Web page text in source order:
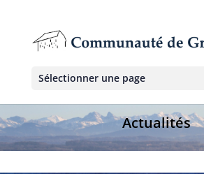
Sélectionner une page
Actualités